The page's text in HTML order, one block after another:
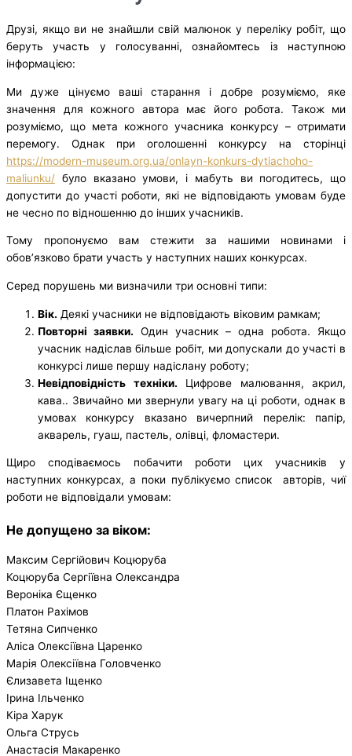
Друзі, якщо ви не знайшли свій малюнок у переліку робіт, що
беруть участь у голосуванні, ознайомтесь із наступною
інформацією:
Ми дуже цінуємо ваші старання і добре розуміємо, яке
значення для кожного автора має його робота. Також ми
розуміємо, що мета кожного учасника конкурсу – отримати
перемогу. Однак при оголошенні конкурсу на сторінці
https://modern-museum.org.ua/onlayn-konkurs-dytiachoho-
maliunku/ було вказано умови, і мабуть ви погодитесь, що
допустити до участі роботи, які не відповідають умовам буде
не чесно по відношенню до інших учасників.
Тому пропонуємо вам стежити за нашими новинами і
обов’язково брати участь у наступних наших конкурсах.
Серед порушень ми визначили три основні типи:
Вік. Деякі учасники не відповідають віковим рамкам;
Повторні заявки. Один учасник – одна робота. Якщо
учасник надіслав більше робіт, ми допускали до участі в
конкурсі лише першу надіслану роботу;
Невідповідність техніки. Цифрове малювання, акрил,
кава.. Звичайно ми звернули увагу на ці роботи, однак в
умовах конкурсу вказано вичерпний перелік: папір,
акварель, гуаш, пастель, олівці, фломастери.
Щиро сподіваємось побачити роботи цих учасників у
наступних конкурсах, а поки публікуємо список авторів, чиї
роботи не відповідали умовам:
Не допущено за віком:
Максим Сергійович Коцюруба
Коцюруба Сергіївна Олександра
Вероніка Єщенко
Платон Рахімов
Тетяна Сипченко
Аліса Олексіївна Царенко
Марія Олексіївна Головченко
Єлизавета Іщенко
Ірина Ільченко
Кіра Харук
Ольга Струсь
Анастасія Макаренко